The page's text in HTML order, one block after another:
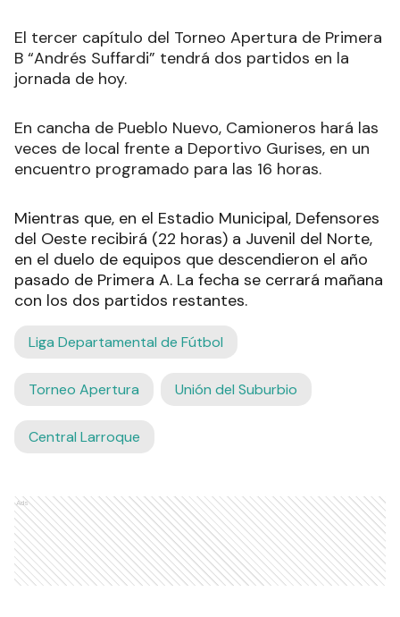
El tercer capítulo del Torneo Apertura de Primera
B “Andrés Suffardi” tendrá dos partidos en la
jornada de hoy.
En cancha de Pueblo Nuevo, Camioneros hará las
veces de local frente a Deportivo Gurises, en un
encuentro programado para las 16 horas.
Mientras que, en el Estadio Municipal, Defensores
del Oeste recibirá (22 horas) a Juvenil del Norte,
en el duelo de equipos que descendieron el año
pasado de Primera A. La fecha se cerrará mañana
con los dos partidos restantes.
Liga Departamental de Fútbol
Torneo Apertura Unión del Suburbio
Central Larroque
Ads